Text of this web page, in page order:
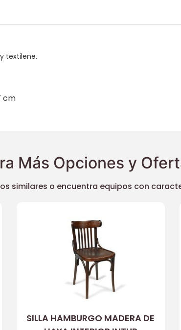
textilene.
cm
Más Opciones y
similares o encuentra equipos con
SILLA HAMBURGO MADERA DE